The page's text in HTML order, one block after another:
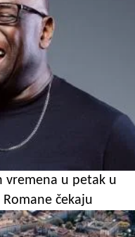
vremena u petak u
čekaju